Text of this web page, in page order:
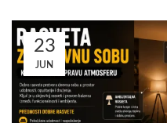
23
JUN